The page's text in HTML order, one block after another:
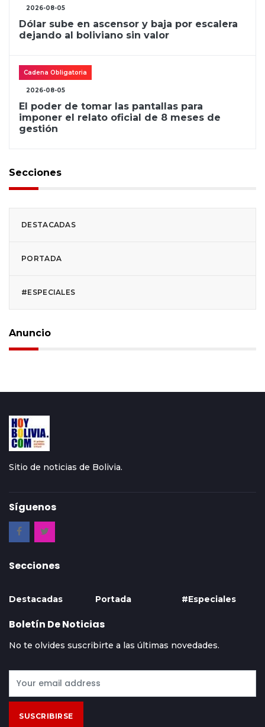
2026-08-05
Dólar sube en ascensor y baja por escalera
dejando al boliviano sin valor
Cadena Obligatoria
2026-08-05
El poder de tomar las pantallas para
imponer el relato oficial de 8 meses de
gestión
Secciones
DESTACADAS
PORTADA
#ESPECIALES
Anuncio
Sitio de noticias de Bolivia.
Síguenos
Secciones
Destacadas Portada #Especiales
Boletín De Noticias
No te olvides suscribirte a las últimas novedades.
SUSCRIBIRSE